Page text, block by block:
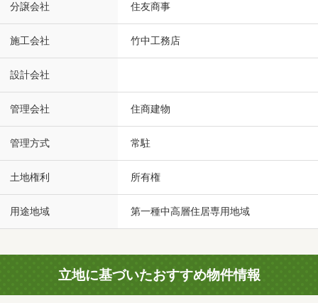
分譲会社 住友商事
施工会社 竹中工務店
設計会社
管理会社 住商建物
管理方式 常駐
土地権利 所有権
用途地域 第一種中高層住居専用地域
立地に基づいたおすすめ物件情報